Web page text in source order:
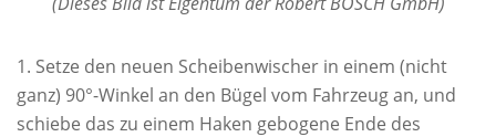
Setze den neuen Scheibenwischer in einem (nicht
ganz) 90°-Winkel an den Bügel vom Fahrzeug an, und
schiebe das zu einem Haken gebogene Ende des